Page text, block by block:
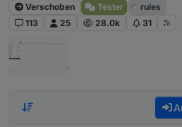
Verschoben Tester
rules
113
25 28.0k 31